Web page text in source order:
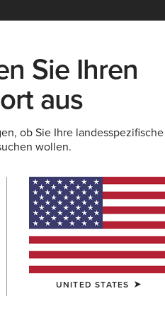
LIFE OUTLET
Sie Ihren
aus
ob Sie Ihre landesspezifische
wollen.
UNITED STATES